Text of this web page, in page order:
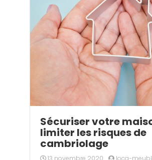
Sécuriser votre
limiter les risques de
cambriolage
13 novembre 2020
loca-